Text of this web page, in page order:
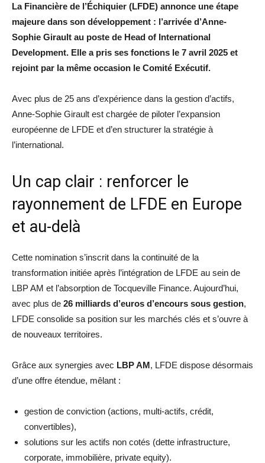
La Financière de l’Échiquier (LFDE) annonce une étape
majeure dans son développement : l’arrivée d’Anne-
Sophie Girault au poste de Head of International
Development. Elle a pris ses fonctions le 7 avril 2025 et
rejoint par la même occasion le Comité Exécutif.
Avec plus de 25 ans d’expérience dans la gestion d’actifs,
Anne-Sophie Girault est chargée de piloter l’expansion
européenne de LFDE et d’en structurer la stratégie à
l’international.
Un cap clair : renforcer le
rayonnement de LFDE en Europe
et au-delà
Cette nomination s’inscrit dans la continuité de la
transformation initiée après l’intégration de LFDE au sein de
LBP AM et l’absorption de Tocqueville Finance. Aujourd’hui,
avec plus de 26 milliards d’euros d’encours sous gestion,
LFDE consolide sa position sur les marchés clés et s’ouvre à
de nouveaux territoires.
Grâce aux synergies avec LBP AM, LFDE dispose désormais
d’une offre étendue, mêlant :
gestion de conviction (actions, multi-actifs, crédit,
convertibles),
solutions sur les actifs non cotés (dette infrastructure,
corporate, immobilière, private equity).